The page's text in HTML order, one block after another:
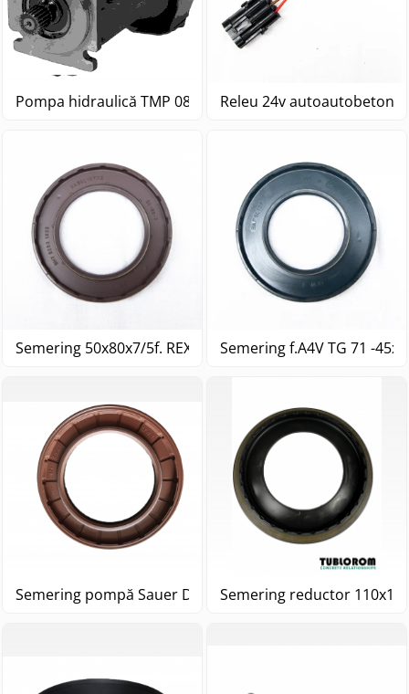
Pompa hidraulică TMP 089 NFPE24 R M N F N1
Releu 24v
Semering 50x80x7/5f. REXROTH A4V TG90Semering f.A4V TG 71
Semering pompă Sauer DanfossTMP089 65x97x7.5/9.5
Semering reductor